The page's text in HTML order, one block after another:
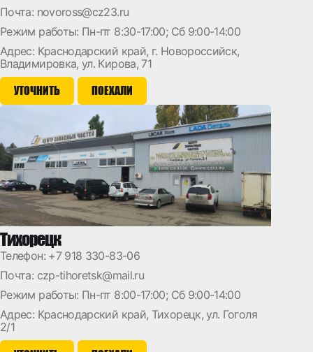
Почта: novoross@cz23.ru
Режим работы: Пн-пт 8:30-17:00; Сб 9:00-14:00
Адрес: Краснодарский край, г. Новороссийск,
Владимировка, ул. Кирова, 71
УТОЧНИТЬ ПОЕХАЛИ
Тихорецк
Телефон: +7 918 330-83-06
Почта: czp-tihoretsk@mail.ru
Режим работы: Пн-пт 8:00-17:00; Сб 9:00-14:00
Адрес: Краснодарский край, Тихорецк, ул. Гоголя
2/1